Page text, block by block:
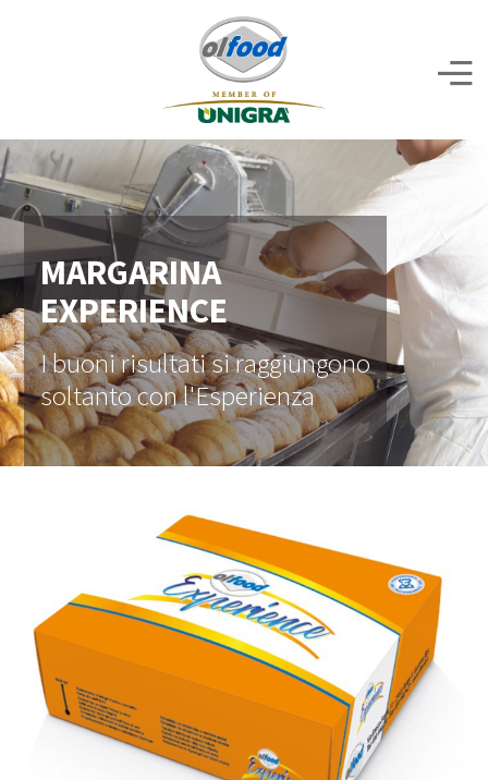
MARGARINA
EXPERIENCE
I buoni risultati si raggiungono
soltanto con l'Esperienza